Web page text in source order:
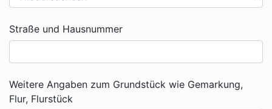
Straße und Hausnummer
Weitere Angaben zum Grundstück wie Gemarkung,
Flur, Flurstück